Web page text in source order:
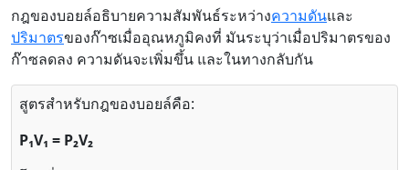
กฎของบอยล์อธิบายความสัมพันธ์ระหว่างความดันและ
ปริมาตรของก๊าซเมื่ออุณหภูมิคงที่ มันระบุว่าเมื่อปริมาตรของ
ก๊าซลดลง ความดันจะเพิ่มขึ้น และในทางกลับกัน
สูตรสำหรับกฎของบอยล์คือ:
P₁V₁ = P₂V₂